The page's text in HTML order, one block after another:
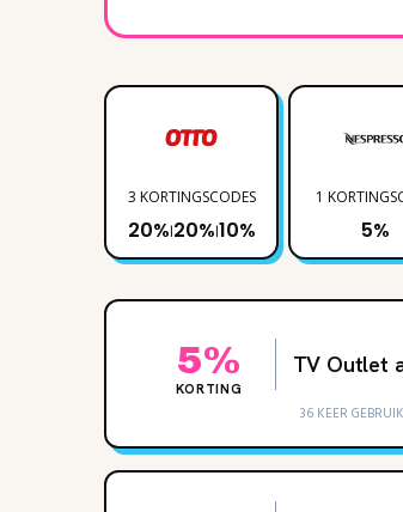
3 KORTINGSCODES
20%|20%|10%
1
5%
5%
KORTING
TV Outlet
36 KEER